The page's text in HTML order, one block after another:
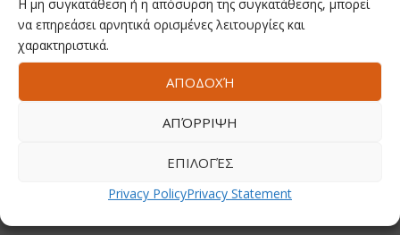
Η μη συγκατάθεση ή η απόσυρση της συγκατάθεσης, μπορεί
να επηρεάσει αρνητικά ορισμένες λειτουργίες και
χαρακτηριστικά.
ΑΠΟΔΟΧΉ
ΑΠΌΡΡΙΨΗ
ΕΠΙΛΟΓΈΣ
Privacy PolicyPrivacy Statement